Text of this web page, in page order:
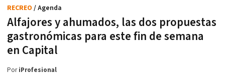
Alfajores y ahumados, las dos propuestas
gastronómicas para este fin de semana
en Capital
RECREO / Agenda
PoriProfesional